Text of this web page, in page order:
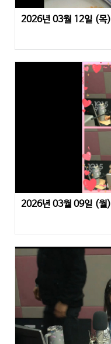
2026년 03월 12일 (목)
2026년 03월 09일 (월)